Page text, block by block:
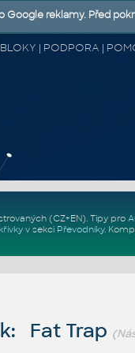
| PODPORA |
(CZ+EN). Tipy pro
v sekci Převodníky.
Fat Trap
reklamy. Před